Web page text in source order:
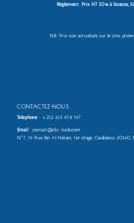
Règlement: Prix HT 50% à l’avance,
NB: Prix non actualisés sur le site.
CONTACTEZ-NOUS
Téléphone: +212 613 974 197
Email: contact@clic-kado.com
N°7, 19 Rue Ibn Al Hakam, 1er étage, Casablanca 20160,